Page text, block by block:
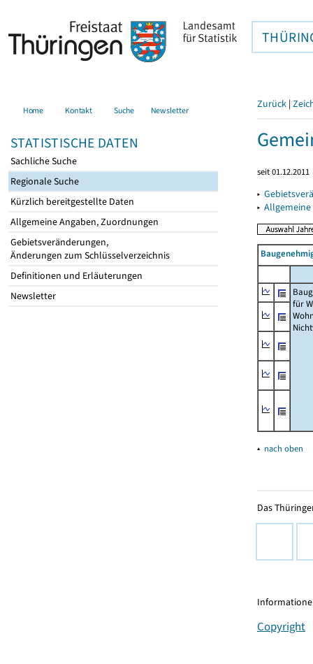
Home Kontakt Suche Newsletter
STATISTISCHE DATEN
Sachliche Suche
Regionale Suche
Kürzlich bereitgestellte Daten
Allgemeine Angaben, Zuordnungen
Gebietsveränderungen,
Änderungen zum Schlüsselverzeichnis
Definitionen und Erläuterungen
Newsletter
Zurück |
seit 01.12.2011
▸
▸
für
▴ nach oben
Das
Copyright